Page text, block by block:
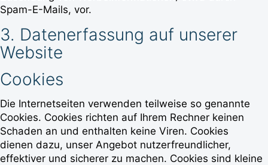
Spam-E-Mails, vor.
3. Datenerfassung auf unserer
Website
Cookies
Die Internetseiten verwenden teilweise so genannte
Cookies. Cookies richten auf Ihrem Rechner keinen
Schaden an und enthalten keine Viren. Cookies
dienen dazu, unser Angebot nutzerfreundlicher,
effektiver und sicherer zu machen. Cookies sind kleine